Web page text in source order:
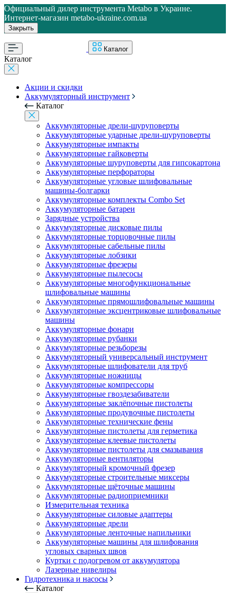
Официальный дилер инструмента Metabo в Украине.
Интернет-магазин metabo-ukraine.com.ua
Закрыть
Каталог
Каталог
Акции и скидки
Аккумуляторный инструмент
Каталог
Аккумуляторные дрели-шуруповерты
Аккумуляторные ударные дрели-шуруповерты
Аккумуляторные импакты
Аккумуляторные гайковерты
Аккумуляторные шуруповерты для гипсокартона
Аккумуляторные перфораторы
Аккумуляторные угловые шлифовальные
машины-болгарки
Аккумуляторные комплекты Combo Set
Аккумуляторные батареи
Зарядные устройства
Аккумуляторные дисковые пилы
Аккумуляторные торцовочные пилы
Аккумуляторные сабельные пилы
Аккумуляторные лобзики
Аккумуляторные фрезеры
Аккумуляторные пылесосы
Аккумуляторные многофункциональные
шлифовальные машины
Аккумуляторные прямошлифовальные машины
Аккумуляторные эксцентриковые шлифовальные
машины
Аккумуляторные фонари
Аккумуляторные рубанки
Аккумуляторные резьборезы
Аккумуляторный универсальный инструмент
Аккумуляторные шлифователи для труб
Аккумуляторные ножницы
Аккумуляторные компрессоры
Аккумуляторные гвоздезабиватели
Аккумуляторные заклёпочные пистолеты
Аккумуляторные продувочные пистолеты
Аккумуляторные технические фены
Аккумуляторные пистолеты для герметика
Аккумуляторные клеевые пистолеты
Аккумуляторные пистолеты для смазывания
Аккумуляторные вентиляторы
Аккумуляторный кромочный фрезер
Аккумуляторные строительные миксеры
Аккумуляторные щёточные машины
Аккумуляторные радиоприемники
Измерительная техника
Аккумуляторные силовые адаптеры
Аккумуляторные дрели
Аккумуляторные ленточные напильники
Аккумуляторные машины для шлифования
угловых сварных швов
Куртки с подогревом от аккумулятора
Лазерные нивелиры
Гидротехника и насосы
Каталог